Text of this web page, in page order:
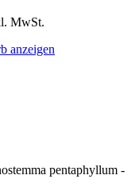
MwSt.
anzeigen
pentaphyllum -